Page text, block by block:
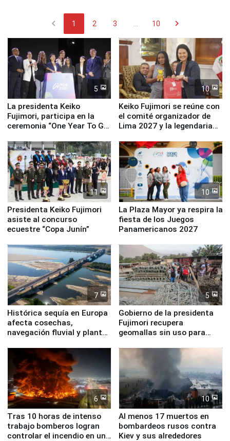
chevron_left 1 2 3 10 chevron_right
5
La presidenta Keiko
Fujimori, participa en la
ceremonia “One Year To Go
10
Keiko Fujimori se reúne con
el comité organizador de
Lima 2027 y la legendaria
11
Presidenta Keiko Fujimori
asiste al concurso
ecuestre “Copa Junín”
10
La Plaza Mayor ya respira la
fiesta de los Juegos
Panamericanos 2027
7
Histórica sequía en Europa
afecta cosechas,
navegación fluvial y plantas
5
Gobierno de la presidenta
Fujimori recupera
geomallas sin uso para
Fenómeno El Niño
6
Tras 10 horas de intenso
trabajo bomberos logran
controlar el incendio en una
10
Al menos 17 muertos en
bombardeos rusos contra
Kiev y sus alrededores